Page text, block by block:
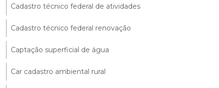
Cadastro técnico federal de atividades
Cadastro técnico federal renovação
Captação superficial de água
Car cadastro ambiental rural